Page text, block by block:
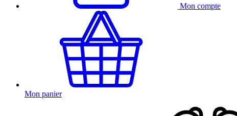
Mon compte
Mon panier